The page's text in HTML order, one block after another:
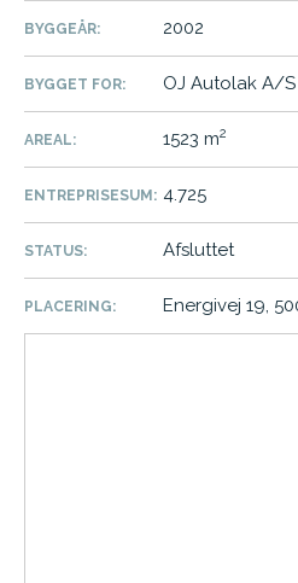
BYGGEÅR: 2002
BYGGET FOR: OJ Autolak A/S
AREAL: 1523 m2
ENTREPRISESUM: 4.725
STATUS: Afsluttet
PLACERING: Energivej 19,